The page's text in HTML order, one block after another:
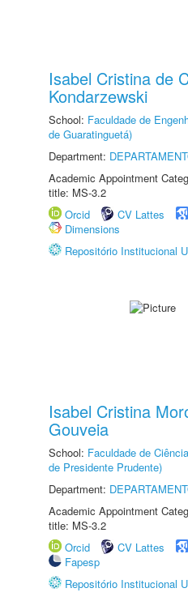
Isabel Cristina de
Kondarzewski
School: Faculdade de
de Guaratinguetá)
Department:
Academic Appointment
title: MS-3.2
Orcid
CV Lattes
Dimensions
Repositório Institucional
Isabel Cristina
Gouveia
School: Faculdade de
de Presidente Prudente)
Department:
Academic Appointment
title: MS-3.2
Orcid
CV Lattes
Fapesp
Repositório Institucional